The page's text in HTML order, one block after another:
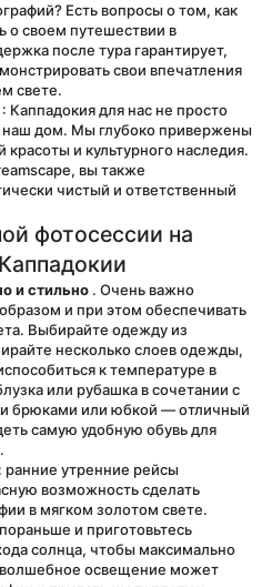
Есть вопросы о том, как
о своем путешествии в
после тура гарантирует,
свои впечатления
свете.
Каппадокия для нас не просто
наш дом. Мы глубоко привержены
и культурного наследия.
вы также
чистый и ответственный
фотосессии на
и стильно . Очень важно
и при этом обеспечивать
Выбирайте одежду из
несколько слоев одежды,
к температуре в
или рубашка в сочетании с
брюками или юбкой — отличный
самую удобную обувь для
: ранние утренние рейсы
возможность сделать
в мягком золотом свете.
и приготовьтесь
солнца, чтобы максимально
волшебное освещение может